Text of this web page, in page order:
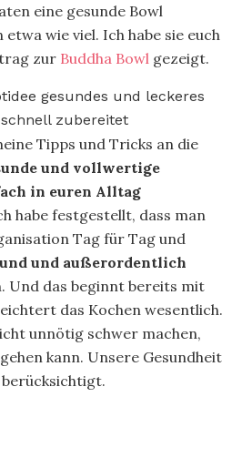
eine gesunde Bowl
wie viel. Ich habe sie euch
zur Buddha Bowl gezeigt.
Tipps und Tricks an die
und vollwertige
in euren Alltag
habe festgestellt, dass man
Tag für Tag und
und außerordentlich
Und das beginnt bereits mit
das Kochen wesentlich.
unnötig schwer machen,
kann. Unsere Gesundheit